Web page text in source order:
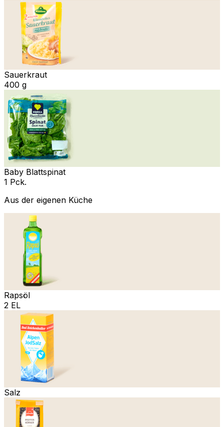
Sauerkraut
400 g
Baby Blattspinat
1 Pck.
Aus der eigenen Küche
Rapsöl
2 EL
Salz